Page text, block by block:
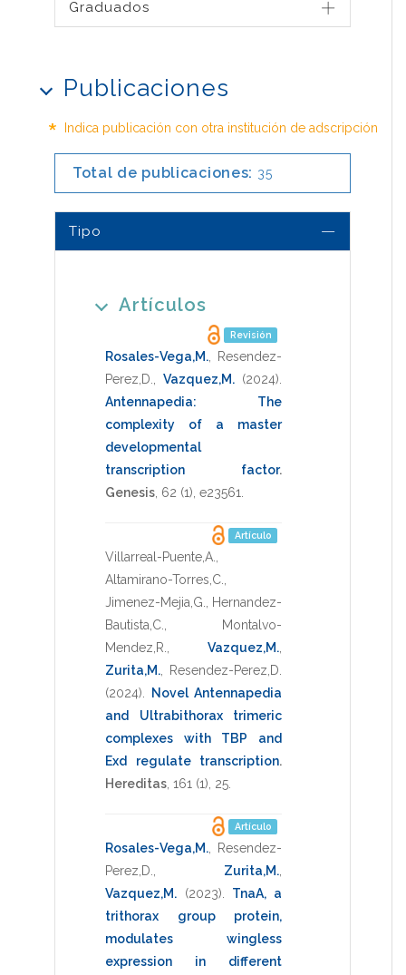
Graduados
Publicaciones
* Indica publicación con otra institución de adscripción
Total de publicaciones: 35
Tipo
Artículos
Revisión
Rosales-Vega,M.
Resendez-
Perez,D.
Vazquez,M. (2024)
Antennapedia: The
complexity of a master
developmental
transcription factor.
Genesis 62 (1), e23561
Artículo
Villarreal-Puente,A.
Altamirano-Torres,C.
Jimenez-Mejia,G.
Hernandez-
Bautista,C.
Montalvo-
Mendez,R.
Vazquez,M.
Zurita,M.
Resendez-Perez,D.
(2024)
Novel Antennapedia
and Ultrabithorax trimeric
complexes with TBP and
Exd regulate transcription.
Hereditas 161 (1), 25
Artículo
Rosales-Vega,M.
Resendez-
Perez,D.
Zurita,M.
Vazquez,M.
(2023)
TnaA, a
trithorax group protein,
modulates wingless
expression in different